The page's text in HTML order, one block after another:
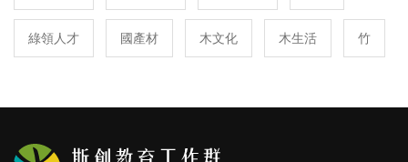
綠領人才 國產材 木文化 木生活 竹